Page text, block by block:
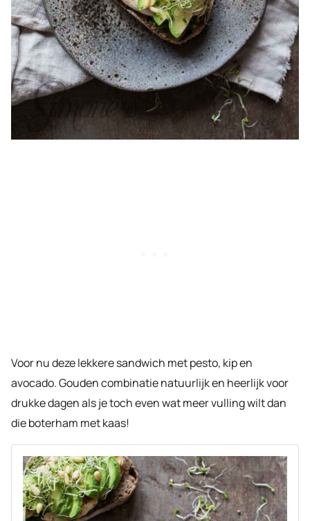
Voor nu deze lekkere sandwich met pesto, kip en
avocado. Gouden combinatie natuurlijk en heerlijk voor
drukke dagen als je toch even wat meer vulling wilt dan
die boterham met kaas!